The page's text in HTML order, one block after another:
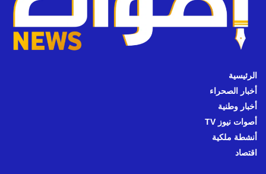
الرئيسية
أخبار الصحراء
أخبار وطنية
أصوات نيوز TV
أنشطة ملكية
اقتصاد